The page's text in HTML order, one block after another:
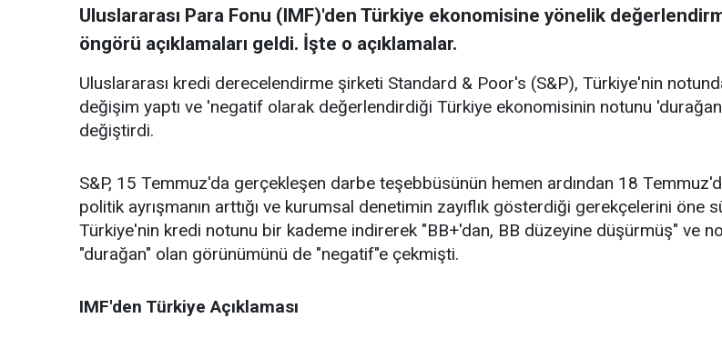
Uluslararası Para Fonu (IMF)'den Türkiye ekonomisine yönelik
öngörü açıklamaları geldi. İşte o açıklamalar.
Uluslararası kredi derecelendirme şirketi Standard & Poor's (S&P), Türkiye'nin
değişim yaptı ve 'negatif olarak değerlendirdiği Türkiye ekonomisinin notunu
değiştirdi.
S&P, 15 Temmuz'da gerçekleşen darbe teşebbüsünün hemen ardından 18
politik ayrışmanın arttığı ve kurumsal denetimin zayıflık gösterdiği gerekçelerini öne
Türkiye'nin kredi notunu bir kademe indirerek "BB+'dan, BB düzeyine düşürmüş" ve
"durağan" olan görünümünü de "negatif"e çekmişti.
IMF'den Türkiye Açıklaması